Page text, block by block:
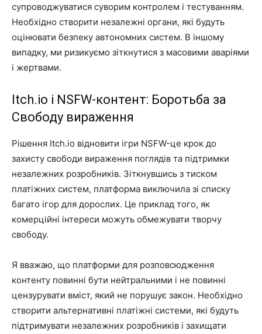
супроводжуватися суворим контролем і тестуванням.
Необхідно створити незалежні органи, які будуть
оцінювати безпеку автономних систем. В іншому
випадку, ми ризикуємо зіткнутися з масовими аваріями
і жертвами.
Itch.io і NSFW-контент: Боротьба за
Свободу вираження
Рішення Itch.io відновити ігри NSFW-це крок до
захисту свободи вираження поглядів та підтримки
незалежних розробників. Зіткнувшись з тиском
платіжних систем, платформа виключила зі списку
багато ігор для дорослих. Це приклад того, як
комерційні інтереси можуть обмежувати творчу
свободу.
Я вважаю, що платформи для розповсюдження
контенту повинні бути нейтральними і не повинні
цензурувати вміст, який не порушує закон. Необхідно
створити альтернативні платіжні системи, які будуть
підтримувати незалежних розробників і захищати